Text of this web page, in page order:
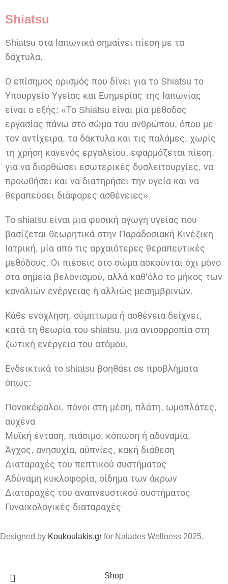
Shiatsu
Shiatsu στα Ιαπωνικά σημαίνει πίεση με τα
δάχτυλα.
Ο επίσημος ορισμός που δίνει για το Shiatsu το
Υπουργείο Υγείας και Ευημερίας της Ιαπωνίας
είναι ο εξής: «Το Shiatsu είναι μία μέθοδος
εργασίας πάνω στο σώμα του ανθρώπου, όπου με
τον αντίχειρα, τα δάκτυλα και τις παλάμες, χωρίς
τη χρήση κανενός εργαλείου, εφαρμόζεται πίεση,
για να διορθώσει εσωτερικές δυσλειτουργίες, να
προωθήσει και να διατηρήσει την υγεία και να
θεραπεύσει διάφορες ασθένειες».
Το shiatsu είναι μια φυσική αγωγή υγείας που
βασίζεται θεωρητικά στην Παραδοσιακή Κινέζικη
Ιατρική, μία από τις αρχαιότερες θεραπευτικές
μεθόδους. Οι πιέσεις στο σώμα ασκούνται όχι μόνο
στα σημεία βελονισμού, αλλά καθ’όλο το μήκος των
καναλιών ενέργειας ή αλλιώς μεσημβρινών.
Κάθε ενόχληση, σύμπτωμα ή ασθένεια δείχνει,
κατά τη θεωρία του shiatsu, μια ανισορροπία στη
ζωτική ενέργεια του ατόμου.
Ενδεικτικά το shiatsu βοηθάει σε προβλήματα
όπως:
Πονοκέφαλοι, πόνοι στη μέση, πλάτη, ωμοπλάτες,
αυχένα
Μυϊκή ένταση, πιάσιμο, κόπωση ή αδυναμία,
Άγχος, ανησυχία, αϋπνίες, κακή διάθεση
Διαταραχές του πεπτικού συστήματος
Αδύναμη κυκλοφορία, οίδημα των άκρων
Διαταραχές του αναπνευστικού συστήματος
Γυναικολογικές διαταραχές
Designed by Koukoulakis.gr for Naiades Wellness 2025.
Shop